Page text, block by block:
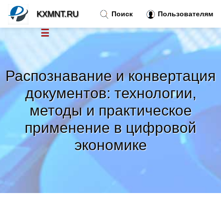
Распознавание и конвертация
документов: технологии,
методы и практическое
применение в цифровой
экономике
Поиск Пользователям
KXMNT.RU
☰
Тренды новостей»
Рубрики»
Правила »
Контакт